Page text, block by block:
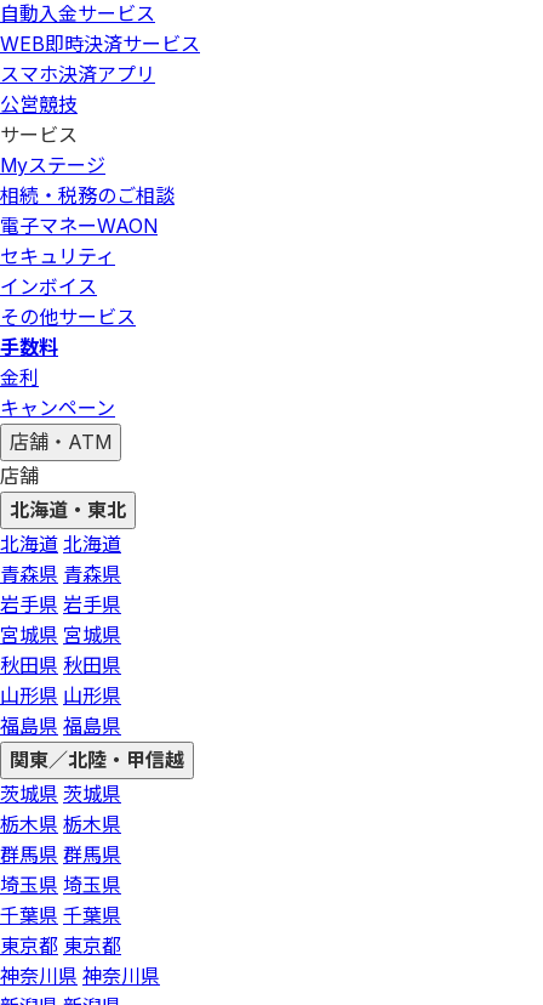
自動入金サービス
WEB即時決済サービス
スマホ決済アプリ
公営競技
サービス
Myステージ
相続・税務のご相談
電子マネーWAON
セキュリティ
インボイス
その他サービス
手数料
金利
キャンペーン
店舗・ATM
店舗
北海道・東北
北海道 北海道
青森県 青森県
岩手県 岩手県
宮城県 宮城県
秋田県 秋田県
山形県 山形県
福島県 福島県
関東／北陸・甲信越
茨城県 茨城県
栃木県 栃木県
群馬県 群馬県
埼玉県 埼玉県
千葉県 千葉県
東京都 東京都
神奈川県 神奈川県